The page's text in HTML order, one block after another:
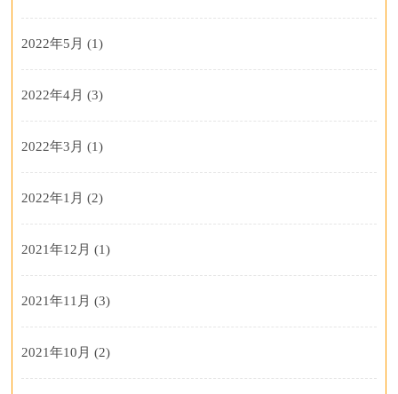
2022年5月 (1)
2022年4月 (3)
2022年3月 (1)
2022年1月 (2)
2021年12月 (1)
2021年11月 (3)
2021年10月 (2)